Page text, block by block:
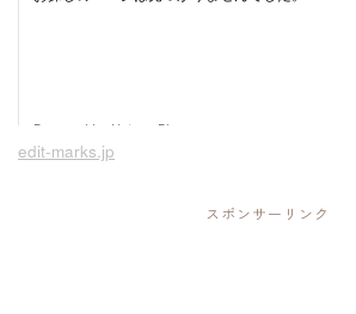
edit-marks.jp
スポンサーリンク